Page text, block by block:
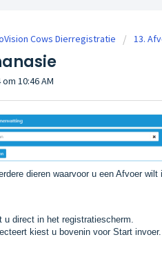
Cows Dierregistratie 13.
10:46 AM
dieren waarvoor u een Afvoer
direct in het registratiescherm.
kiest u bovenin voor Start invoer.